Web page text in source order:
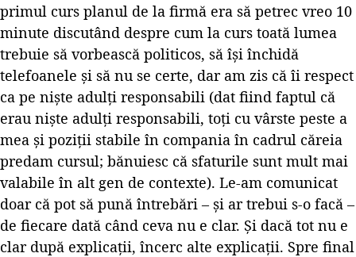
primul curs planul de la firmă era să petrec vreo 10
minute discutând despre cum la curs toată lumea
trebuie să vorbească politicos, să își închidă
telefoanele și să nu se certe, dar am zis că îi respect
ca pe niște adulți responsabili (dat fiind faptul că
erau niște adulți responsabili, toți cu vârste peste a
mea și poziții stabile în compania în cadrul căreia
predam cursul; bănuiesc că sfaturile sunt mult mai
valabile în alt gen de contexte). Le-am comunicat
doar că pot să pună întrebări – și ar trebui s-o facă –
de fiecare dată când ceva nu e clar. Și dacă tot nu e
clar după explicații, încerc alte explicații. Spre final